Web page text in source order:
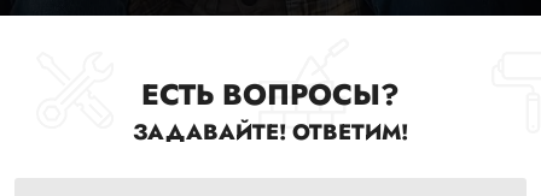
ЕСТЬ ВОПРОСЫ?
ЗАДАВАЙТЕ! ОТВЕТИМ!